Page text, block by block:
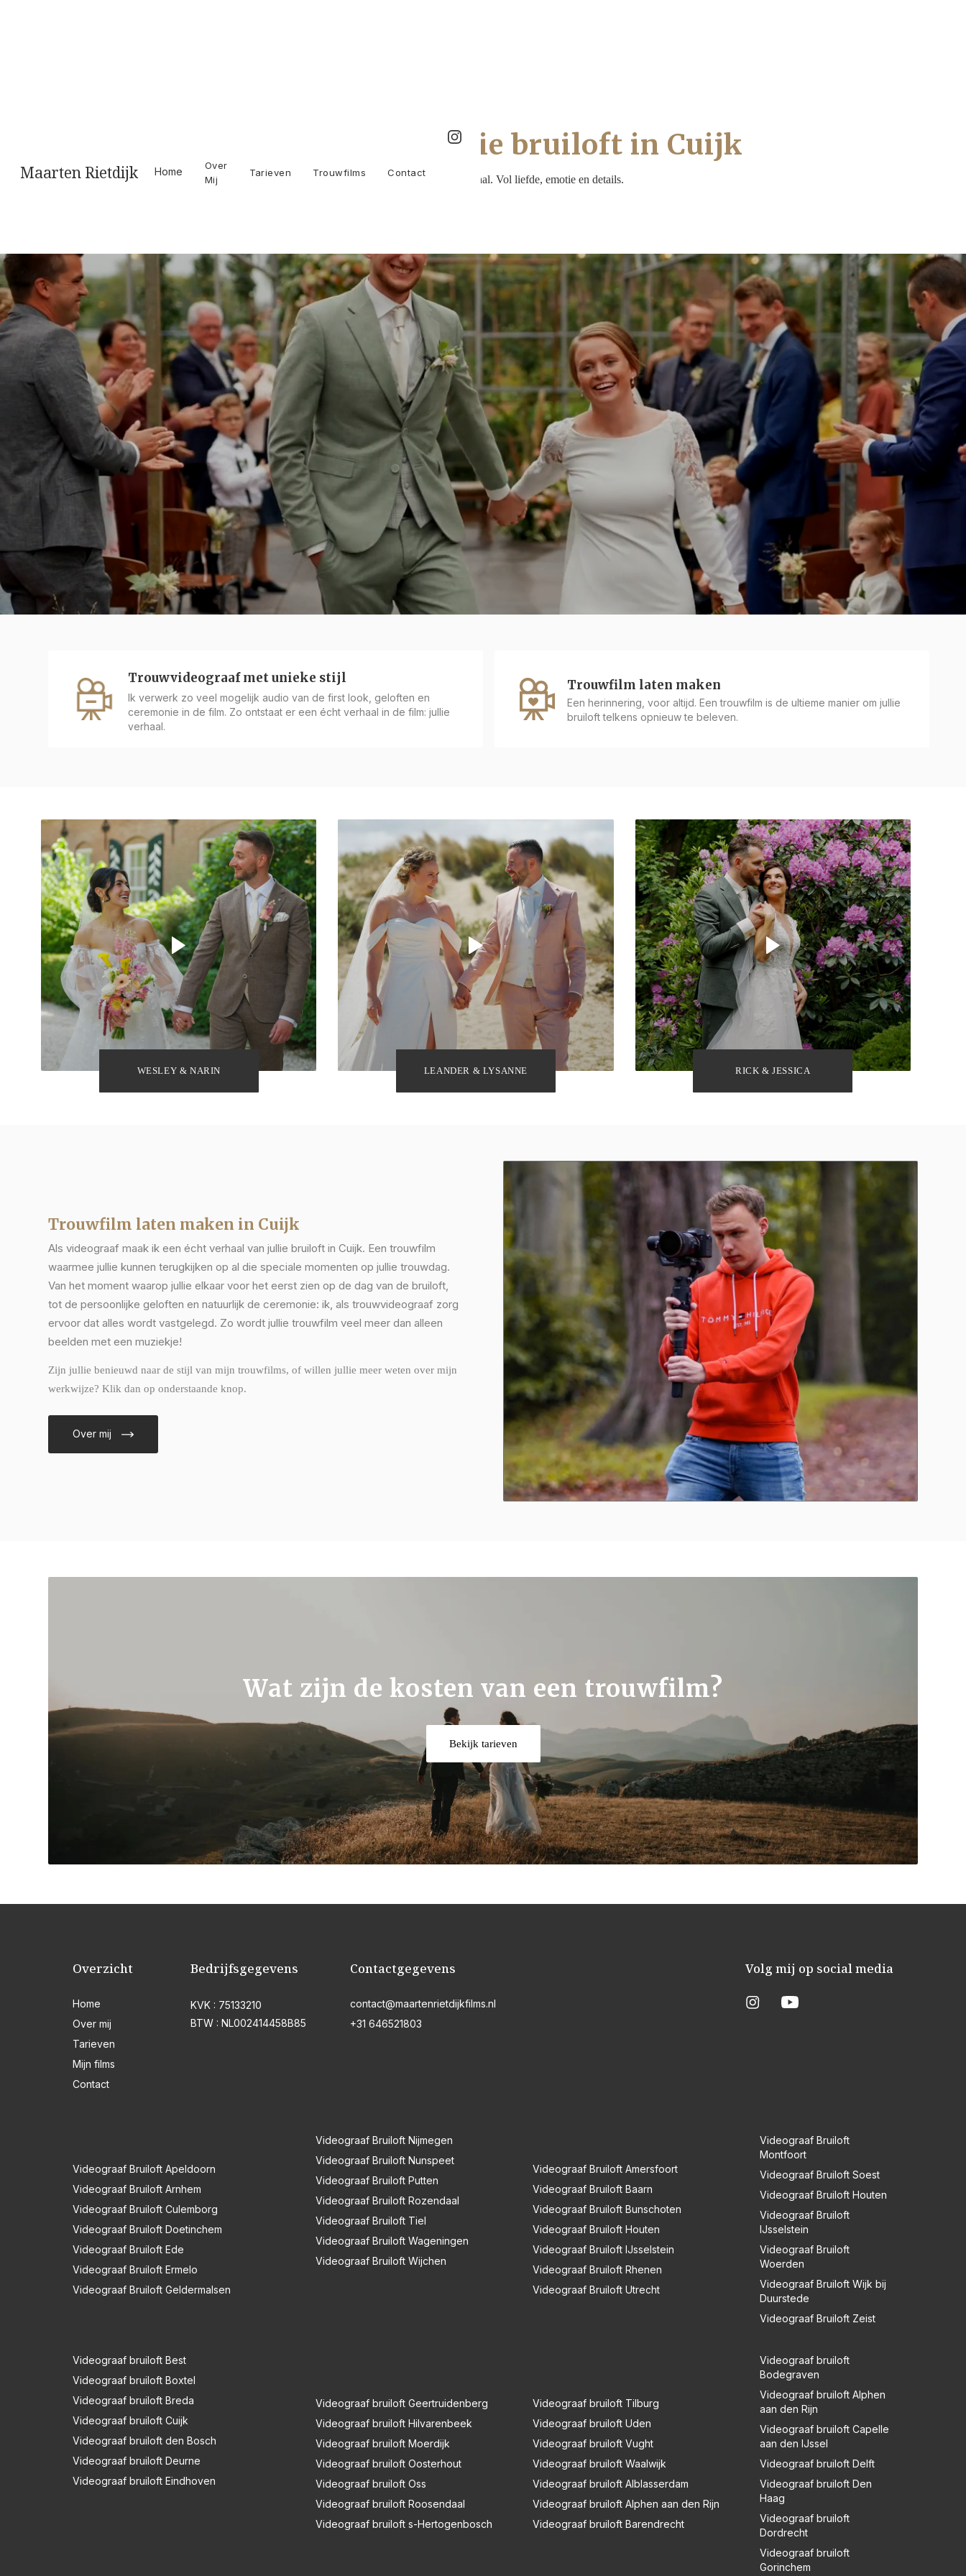
Maarten Rietdijk Home
Over
Mij
Tarieven Trouwfilms Contact
Videograaf op jullie bruiloft in Cuijk
Trouwfilms met een écht verhaal. Vol liefde, emotie en details.
Trouwvideograaf met unieke stijl
Ik verwerk zo veel mogelijk audio van de first look, geloften en
ceremonie in de film. Zo ontstaat er een écht verhaal in de film: jullie
verhaal.
Trouwfilm laten maken
Een herinnering, voor altijd. Een trouwfilm is de ultieme manier om jullie
bruiloft telkens opnieuw te beleven.
WESLEY & NARIN LEANDER & LYSANNE RICK & JESSICA
Trouwfilm laten maken in Cuijk
Als videograaf maak ik een écht verhaal van jullie bruiloft in Cuijk. Een trouwfilm
waarmee jullie kunnen terugkijken op al die speciale momenten op jullie trouwdag.
Van het moment waarop jullie elkaar voor het eerst zien op de dag van de bruiloft,
tot de persoonlijke geloften en natuurlijk de ceremonie: ik, als trouwvideograaf zorg
ervoor dat alles wordt vastgelegd. Zo wordt jullie trouwfilm veel meer dan alleen
beelden met een muziekje!
Zijn jullie benieuwd naar de stijl van mijn trouwfilms, of willen jullie meer weten over mijn
werkwijze? Klik dan op onderstaande knop.
Over mij
Wat zijn de kosten van een trouwfilm?
Bekijk tarieven
Overzicht
Home
Over mij
Tarieven
Mijn films
Contact
Bedrijfsgegevens
KVK : 75133210
BTW : NL002414458B85
Contactgegevens
contact@maartenrietdijkfilms.nl
+31 646521803
Volg mij op social media
Videograaf Bruiloft Apeldoorn
Videograaf Bruiloft Arnhem
Videograaf Bruiloft Culemborg
Videograaf Bruiloft Doetinchem
Videograaf Bruiloft Ede
Videograaf Bruiloft Ermelo
Videograaf Bruiloft Geldermalsen
Videograaf Bruiloft Nijmegen
Videograaf Bruiloft Nunspeet
Videograaf Bruiloft Putten
Videograaf Bruiloft Rozendaal
Videograaf Bruiloft Tiel
Videograaf Bruiloft Wageningen
Videograaf Bruiloft Wijchen
Videograaf Bruiloft Amersfoort
Videograaf Bruiloft Baarn
Videograaf Bruiloft Bunschoten
Videograaf Bruiloft Houten
Videograaf Bruiloft IJsselstein
Videograaf Bruiloft Rhenen
Videograaf Bruiloft Utrecht
Videograaf Bruiloft
Montfoort
Videograaf Bruiloft Soest
Videograaf Bruiloft Houten
Videograaf Bruiloft
IJsselstein
Videograaf Bruiloft
Woerden
Videograaf Bruiloft Wijk bij
Duurstede
Videograaf Bruiloft Zeist
Videograaf bruiloft Best
Videograaf bruiloft Boxtel
Videograaf bruiloft Breda
Videograaf bruiloft Cuijk
Videograaf bruiloft den Bosch
Videograaf bruiloft Deurne
Videograaf bruiloft Eindhoven
Videograaf bruiloft Geertruidenberg
Videograaf bruiloft Hilvarenbeek
Videograaf bruiloft Moerdijk
Videograaf bruiloft Oosterhout
Videograaf bruiloft Oss
Videograaf bruiloft Roosendaal
Videograaf bruiloft s-Hertogenbosch
Videograaf bruiloft Tilburg
Videograaf bruiloft Uden
Videograaf bruiloft Vught
Videograaf bruiloft Waalwijk
Videograaf bruiloft Alblasserdam
Videograaf bruiloft Alphen aan den Rijn
Videograaf bruiloft Barendrecht
Videograaf bruiloft
Bodegraven
Videograaf bruiloft Alphen
aan den Rijn
Videograaf bruiloft Capelle
aan den IJssel
Videograaf bruiloft Delft
Videograaf bruiloft Den
Haag
Videograaf bruiloft
Dordrecht
Videograaf bruiloft
Gorinchem